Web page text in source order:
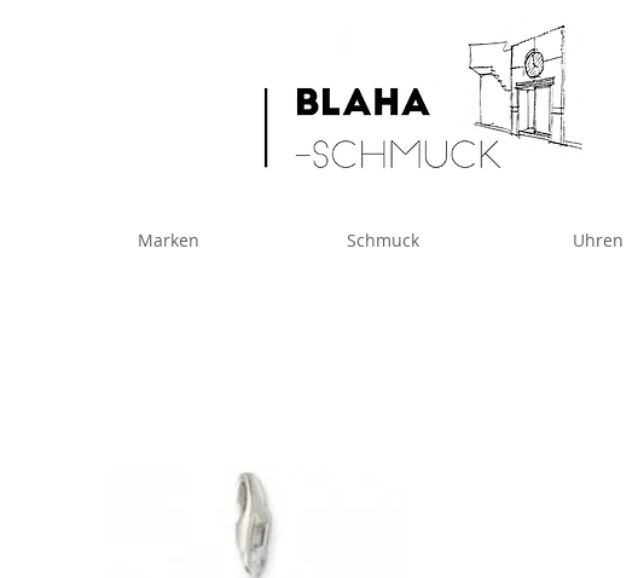
Marken Schmuck Uhren